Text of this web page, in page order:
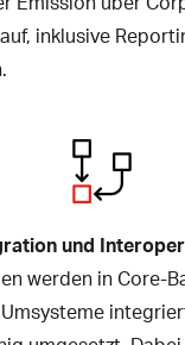
inklusive
und
werden in Core-